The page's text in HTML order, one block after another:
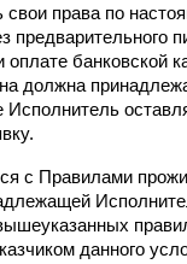
свои права по
предварительного
банковской
должна
Исполнитель
с Правилами
данного